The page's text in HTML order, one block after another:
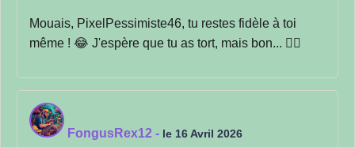
Mouais, PixelPessimiste46, tu restes fidèle à toi
même ! 😂 J'espère que tu as tort, mais bon... 🤷‍♀️
FongusRex12 - le 16 Avril 2026